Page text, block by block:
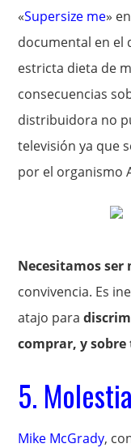
«Supersize me»
documental en el
estricta dieta de
consecuencias
distribuidora no
televisión ya que
por el organismo
Necesitamos ser
convivencia. Es
atajo para
comprar, y
5.
Mike McGrady,